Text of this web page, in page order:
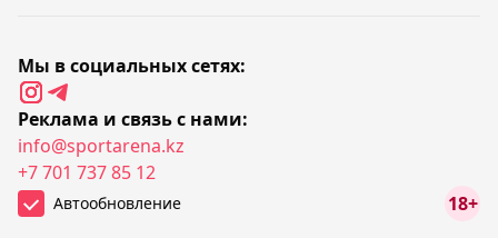
Мы в социальных сетях:
Реклама и связь с нами:
info@sportarena.kz
+7 701 737 85 12
Автообновление 18+